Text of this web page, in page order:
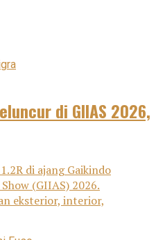
di GIIAS 2026,
di ajang Gaikindo
(GIIAS) 2026.
eksterior, interior,